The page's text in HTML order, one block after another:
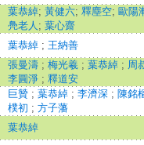
葉恭綽; 黃健六; 釋塵空; 歐陽
鳧老人 ; 葉心齋
葉恭綽 ; 王納善
張曼濤 ; 梅光羲 ; 葉恭綽 ; 周
李圓淨 ; 釋道安
巨贊 ; 葉恭綽 ; 李濟深 ; 陳銘
樸初 ; 方子藩
葉恭綽